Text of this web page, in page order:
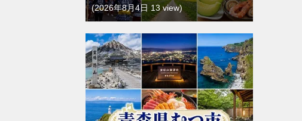
2026年8月4日 13 view